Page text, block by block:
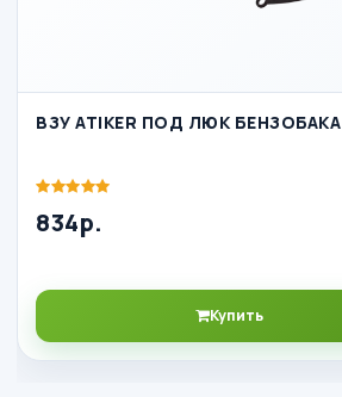
ВЗУ ATIKER ПОД ЛЮК БЕНЗОБАКА
834р.
Купить